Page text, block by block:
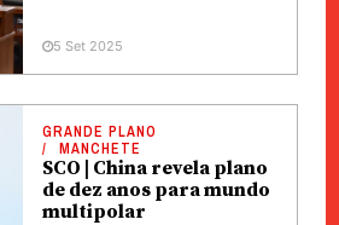
5 Set 2025
GRANDE PLANO
MANCHETE
SCO | China revela plano
de dez anos para mundo
multipolar